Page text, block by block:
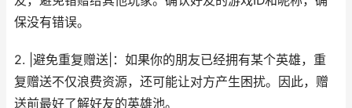
保没有错误。
2. |避免重复赠送|：如果你的朋友已经拥有某个英雄，重
复赠送不仅浪费资源，还可能让对方产生困扰。因此，赠
送前最好了解好友的英雄池。